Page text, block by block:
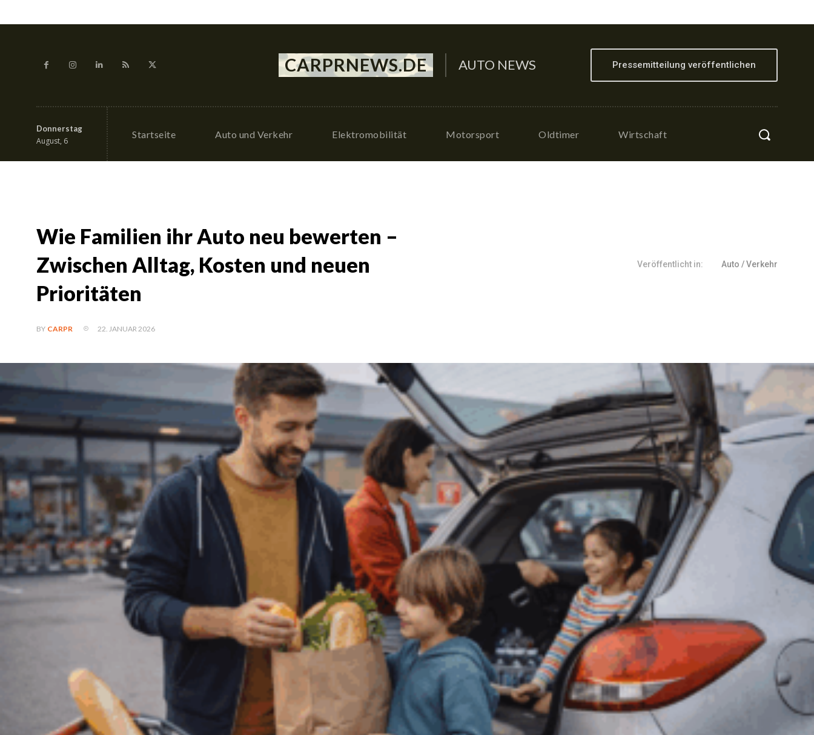
CARPRNEWS.DE AUTO NEWS Pressemitteilung veröffentlichen
Donnerstag
August, 6
Startseite Auto und Verkehr Elektromobilität Motorsport Oldtimer Wirtschaft
Wie Familien ihr Auto neu bewerten –
Zwischen Alltag, Kosten und neuen
Prioritäten
Veröffentlicht in: Auto / Verkehr
BY CARPR 22. JANUAR 2026